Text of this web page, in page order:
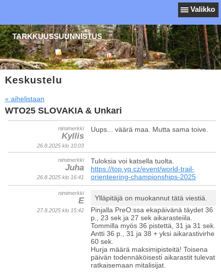
Valikko
TARKKUUSSUUNNISTUS
Keskustelu
« aihelistaan
WTO25 SLOVAKIA & Unkari
nimimerkki
Kyllis
26.8.2025 klo 10:03
Uups... väärä maa. Mutta sama toive.
nimimerkki
Juha
26.8.2025 klo 16:41
Tuloksia voi katsella tuolta.
https://top.yq.cz/event/world-trail-
orienteering-championships-2025
nimimerkki
E
27.8.2025 klo 15:42
Ylläpitäjä on muokannut tätä viestiä.
Pinjalla PreO:ssa ekapäivänä täydet 36
p., 23 sek ja 27 sek aikarasteiila.
Tommilla myös 36 pistettä, 31 ja 31 sek.
Antti 36 p., 31 ja 38 + yksi aikarastivirhe
60 sek.
Hurja määrä maksimipisteitä! Toisena
päivän todennäköisesti aikarastit tulevat
ratkaisemaan mitalisijat.